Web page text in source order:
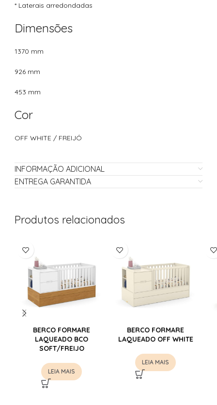
* Laterais arredondadas
Dimensões
1370 mm
926 mm
453 mm
Cor
OFF WHITE / FREIJÓ
INFORMAÇÃO ADICIONAL
ENTREGA GARANTIDA
Produtos relacionados
BERCO FORMARE
LAQUEADO BCO
SOFT/FREIJO
LEIA MAIS
BERCO FORMARE
LAQUEADO OFF WHITE
LEIA MAIS